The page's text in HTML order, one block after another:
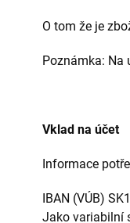
O tom že je
Poznámka: Na
Vklad na účet
Informace
IBAN (VÚB)
Jako variabilní